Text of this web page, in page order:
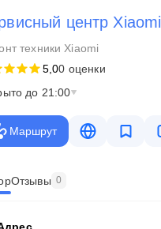
центр Xiaomi
техники Xiaomi
5,00 оценки
до 21:00
Маршрут
Отзывы 0